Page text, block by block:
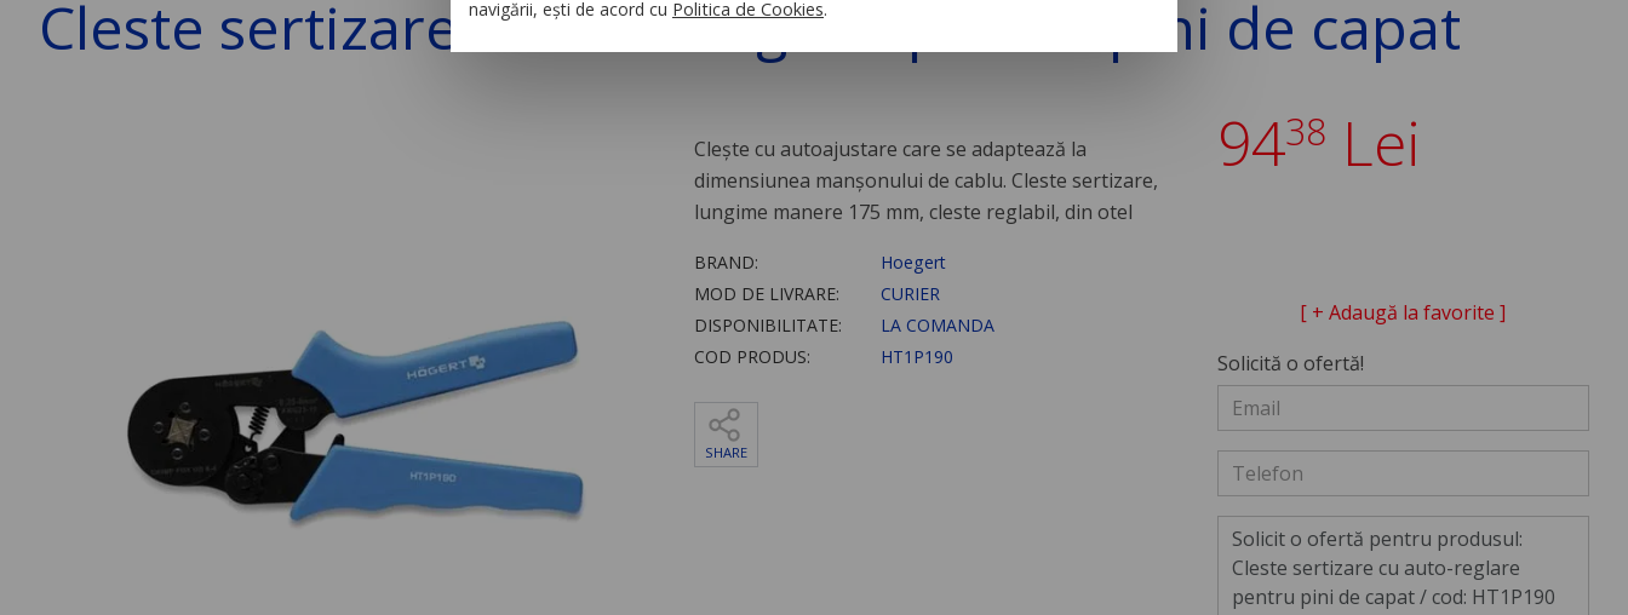
Cleste sertizare cu auto-reglare pentru pini de capat
Clește cu autoajustare care se adaptează la
dimensiunea manșonului de cablu. Cleste sertizare,
lungime manere 175 mm, cleste reglabil, din otel
BRAND:
Hoegert
MOD DE LIVRARE:
CURIER
DISPONIBILITATE:
LA COMANDA
COD PRODUS:
HT1P190
SHARE
9438 Lei
[ + Adaugă la favorite ]
Solicită o ofertă!
navigării, ești de acord cu Politica de Cookies.